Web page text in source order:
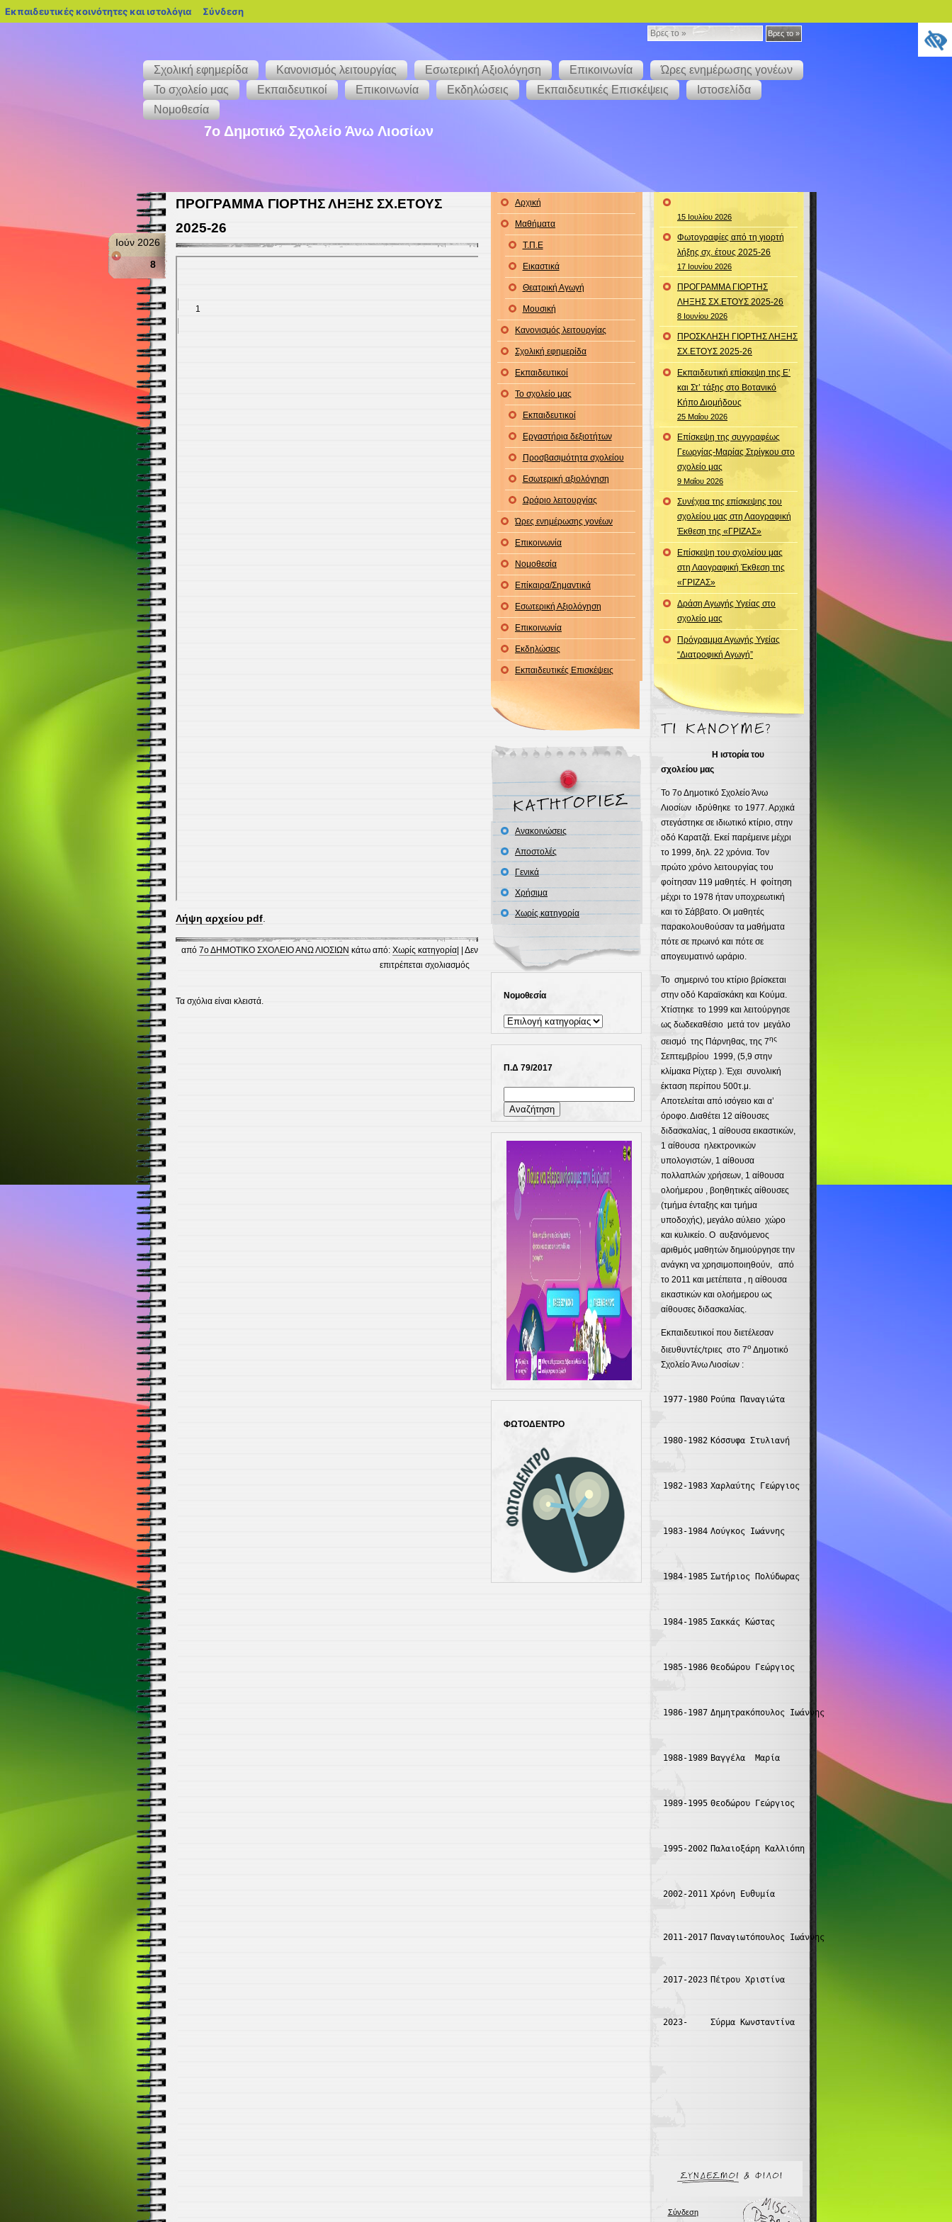
Βρες
»
Βρες το »
Σχολική εφημερίδα Κανονισμός λειτουργίας Εσωτερική Αξιολόγηση Επικοινωνία
Ώρες ενημέρωσης γονέων
Το σχολείο μας
Εκπαιδευτικοί Επικοινωνία Εκδηλώσεις Εκπαιδευτικές Επισκέψεις
Ιστοσελίδα
Νομοθεσία
7ο Δημοτικό Σχολείο Άνω Λιοσίων
ΠΡΟΓΡΑΜΜΑ ΓΙΟΡΤΗΣ ΛΗΞΗΣ ΣΧ.ΕΤΟΥΣ
2025-26
Ιούν 2026
8
Λήψη αρχείου pdf.
από 7ο ΔΗΜΟΤΙΚΟ ΣΧΟΛΕΙΟ ΑΝΩ ΛΙΟΣΙΩΝ κάτω από: Χωρίς κατηγορία| | Δεν
επιτρέπεται σχολιασμόςστο
ΓΙΟΡΤΗΣ
ΣΧ.ΕΤΟΥΣ
Τα σχόλια είναι κλειστά.
Αρχική
Μαθήματα
Τ.Π.Ε
Εικαστικά
Θεατρική Αγωγή
Μουσική
Κανονισμός λειτουργίας
Σχολική εφημερίδα
Εκπαιδευτικοί
Το σχολείο μας
Εκπαιδευτικοί
Εργαστήρια δεξιοτήτων
Προσβασιμότητα σχολείου
Εσωτερική αξιολόγηση
Ωράριο λειτουργίας
Ώρες ενημέρωσης γονέων
Επικοινωνία
Νομοθεσία
Επίκαιρα/Σημαντικά
Εσωτερική Αξιολόγηση
Επικοινωνία
Εκδηλώσεις
Εκπαιδευτικές Επισκέψεις
Ανακοινώσεις
Αποστολές
Γενικά
Χρήσιμα
Χωρίς κατηγορία
Νομοθεσία
Νομοθεσία
Π.Δ 79/2017
για:
ΦΩΤΟΔΕΝΤΡΟ
15 Ιουλίου 2026
Φωτογραφίες από τη γιορτή
λήξης σχ. έτους 2025-26
17 Ιουνίου 2026
ΠΡΟΓΡΑΜΜΑ ΓΙΟΡΤΗΣ
ΛΗΞΗΣ ΣΧ.ΕΤΟΥΣ 2025-26
8 Ιουνίου 2026
ΠΡΟΣΚΛΗΣΗ ΓΙΟΡΤΗΣ ΛΗΞΗΣ
ΣΧ.ΕΤΟΥΣ 2025-26
Εκπαιδευτική επίσκεψη της Ε’
και Στ’ τάξης στο Βοτανικό
Κήπο Διομήδους
25 Μαΐου 2026
Επίσκεψη της συγγραφέως
Γεωργίας-Μαρίας Στρίγκου στο
σχολείο μας
9 Μαΐου 2026
Συνέχεια της επίσκεψης του
σχολείου μας στη Λαογραφική
Έκθεση της «ΓΡΙΖΑΣ»
Επίσκεψη του σχολείου μας
στη Λαογραφική Έκθεση της
«ΓΡΙΖΑΣ»
Δράση Αγωγής Υγείας στο
σχολείο μας
Πρόγραμμα Αγωγής Υγείας
“Διατροφική Αγωγή”
Η ιστορία του
σχολείου μας
Το 7ο Δημοτικό Σχολείο Άνω
Λιοσίων ιδρύθηκε το 1977. Αρχικά
στεγάστηκε σε ιδιωτικό κτίριο, στην
οδό Καρατζά. Εκεί παρέμεινε μέχρι
το 1999, δηλ. 22 χρόνια. Τον
πρώτο χρόνο λειτουργίας του
φοίτησαν 119 μαθητές. Η φοίτηση
μέχρι το 1978 ήταν υποχρεωτική
και το Σάββατο. Οι μαθητές
παρακολουθούσαν τα μαθήματα
πότε σε πρωινό και πότε σε
απογευματινό ωράριο.
Το σημερινό του κτίριο βρίσκεται
στην οδό Καραϊσκάκη και Κούμα.
Χτίστηκε το 1999 και λειτούργησε
ως δωδεκαθέσιο μετά τον μεγάλο
σεισμό της Πάρνηθας, της 7ης
Σεπτεμβρίου 1999, (5,9 στην
κλίμακα Ρίχτερ ). Έχει συνολική
έκταση περίπου 500τ.μ.
Αποτελείται από ισόγειο και α’
όροφο. Διαθέτει 12 αίθουσες
διδασκαλίας, 1 αίθουσα εικαστικών,
1 αίθουσα ηλεκτρονικών
υπολογιστών, 1 αίθουσα
πολλαπλών χρήσεων, 1 αίθουσα
ολοήμερου , βοηθητικές αίθουσες
(τμήμα ένταξης και τμήμα
υποδοχής), μεγάλο αύλειο χώρο
και κυλικείο. Ο αυξανόμενος
αριθμός μαθητών δημιούργησε την
ανάγκη να χρησιμοποιηθούν, από
το 2011 και μετέπειτα , η αίθουσα
εικαστικών και ολοήμερου ως
αίθουσες διδασκαλίας.
Εκπαιδευτικοί που διετέλεσαν
διευθυντές/τριες στο 7οΔημοτικό
Σχολείο Άνω Λιοσίων :
1977-1980 Ρούπα Παναγιώτα
1980-1982 Κόσσυφα Στυλιανή
1982-1983 Χαρλαύτης Γεώργιος
1983-1984 Λούγκος Ιωάννης
1984-1985 Σωτήριος Πολύδωρας
1984-1985 Σακκάς Κώστας
1985-1986 Θεοδώρου Γεώργιος
1986-1987 Δημητρακόπουλος Ιωάννης
1988-1989 Βαγγέλα  Μαρία
1989-1995 Θεοδώρου Γεώργιος
1995-2002 Παλαιοξάρη Καλλιόπη
2002-2011 Χρόνη Ευθυμία
2011-2017 Παναγιωτόπουλος Ιωάννης
2017-2023 Πέτρου Χριστίνα
2023- Σύρμα Κωνσταντίνα
Σύνδεση
Εκπαιδευτικές κοινότητες και ιστολόγια blogs.sch.gr
Σύνδεση